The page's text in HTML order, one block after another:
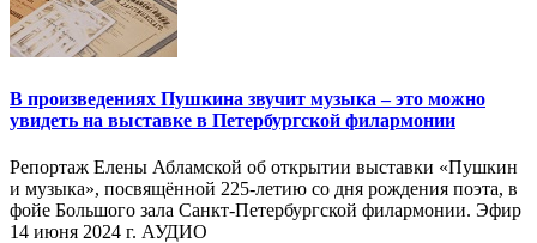
В произведениях Пушкина звучит музыка – это можно
увидеть на выставке в Петербургской филармонии
Репортаж Елены Абламской об открытии выставки «Пушкин
и музыка», посвящённой 225-летию со дня рождения поэта, в
фойе Большого зала Санкт-Петербургской филармонии. Эфир
14 июня 2024 г. АУДИО